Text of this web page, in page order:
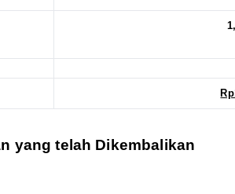
yang telah Dikembalikan